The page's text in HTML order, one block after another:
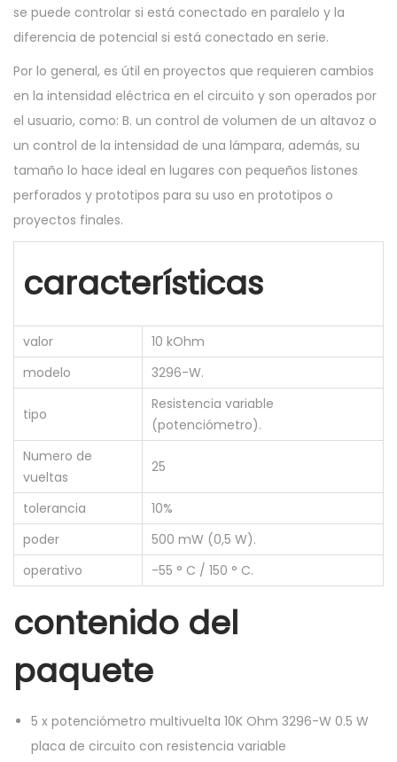
e
t
r
o
M
u
l
t
i
v
e
t
a
1
K
o
h
m
3
2
9
6
-
W
0
5
se puede controlar si está conectado en paralelo y la
diferencia de potencial si está conectado en serie.
Por lo general, es útil en proyectos que requieren cambios
en la intensidad eléctrica en el circuito y son operados por
el usuario, como: B. un control de volumen de un altavoz o
un control de la intensidad de una lámpara, además, su
tamaño lo hace ideal en lugares con pequeños listones
perforados y prototipos para su uso en prototipos o
proyectos finales.
características
valor
10 kOhm
modelo
3296-W.
tipo
Resistencia variable
(potenciómetro).
Numero de
vueltas
25
tolerancia
10%
poder
500 mW (0,5 W).
operativo
-55 ° C / 150 ° C.
contenido del
paquete
5 x potenciómetro multivuelta 10K Ohm 3296-W 0.5 W
placa de circuito con resistencia variable